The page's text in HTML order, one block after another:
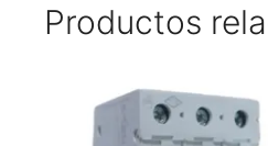
Productos